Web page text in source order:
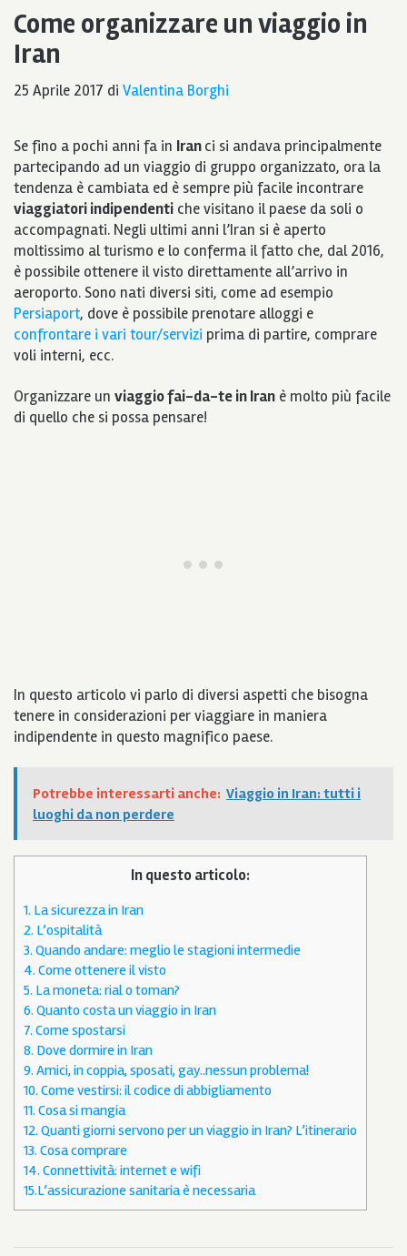
Come organizzare un viaggio in
Iran
25 Aprile 2017 di Valentina Borghi
Se fino a pochi anni fa in Iranci si andava principalmente
partecipando ad un viaggio di gruppo organizzato, ora la
tendenza è cambiata ed è sempre più facile incontrare
viaggiatori indipendenti che visitano il paese da soli o
accompagnati. Negli ultimi anni l’Iran si è aperto
moltissimo al turismo e lo conferma il fatto che, dal 2016,
è possibile ottenere il visto direttamente all’arrivo in
aeroporto. Sono nati diversi siti, come ad esempio
Persiaport, dove è possibile prenotare alloggi e
confrontare i vari tour/servizi prima di partire, comprare
voli interni, ecc.
Organizzare un viaggio fai-da-te in Iran è molto più facile
di quello che si possa pensare!
In questo articolo vi parlo di diversi aspetti che bisogna
tenere in considerazioni per viaggiare in maniera
indipendente in questo magnifico paese.
Potrebbe interessarti anche: Viaggio in Iran: tutti i
luoghi da non perdere
In questo articolo:
1. La sicurezza in Iran
2. L’ospitalità
3. Quando andare: meglio le stagioni intermedie
4. Come ottenere il visto
5. La moneta: rial o toman?
6. Quanto costa un viaggio in Iran
7. Come spostarsi
8. Dove dormire in Iran
9. Amici, in coppia, sposati, gay..nessun problema!
10. Come vestirsi: il codice di abbigliamento
11. Cosa si mangia
12. Quanti giorni servono per un viaggio in Iran? L’itinerario
13. Cosa comprare
14. Connettività: internet e wifi
15.L’assicurazione sanitaria è necessaria